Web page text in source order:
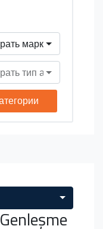
марку
тип автомобиля